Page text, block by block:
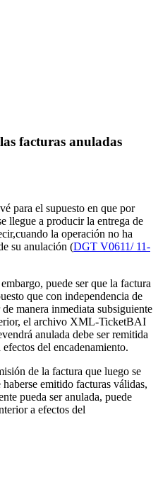
facturas anuladas
para el supuesto en que por
llegue a producir la entrega de
la operación no ha
su anulación (DGT V0611/ 11-
puede ser que la factura
que con independencia de
manera inmediata subsiguiente
el archivo XML-TicketBAI
anulada debe ser remitida
del encadenamiento.
de la factura que luego se
emitido facturas válidas,
pueda ser anulada, puede
a efectos del